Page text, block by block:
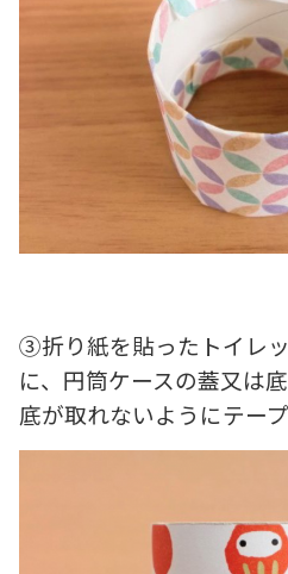
③折り紙を貼ったトイレ
に、円筒ケースの蓋又は底
底が取れないようにテー